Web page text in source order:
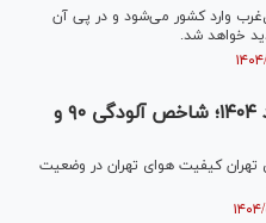
وارد کشور می‌شود و در پی آن
خواهد شد.
کیفیت هوای پایتخت ۲۹ مرداد ۱۴۰۴؛ شاخص آلودگی ۹۰ و
کیفیت هوای تهران در وضعیت